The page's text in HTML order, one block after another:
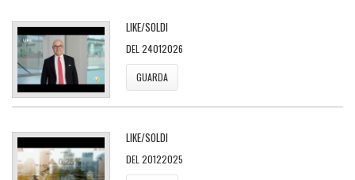
LIKE/SOLDI
DEL 24012026
GUARDA
LIKE/SOLDI
DEL 20122025